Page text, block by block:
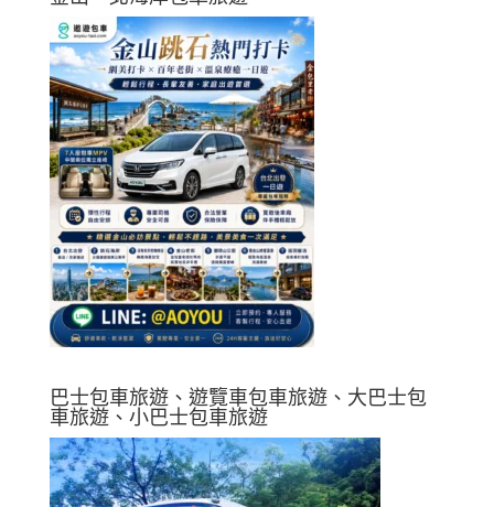
巴士包車旅遊、遊覽車包車旅遊、大巴士包
車旅遊、小巴士包車旅遊